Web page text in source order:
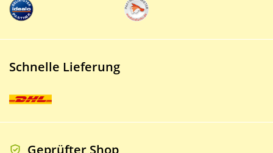
Schnelle Lieferung